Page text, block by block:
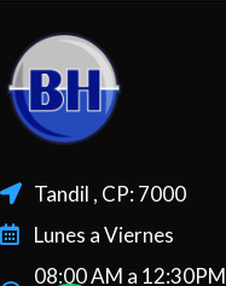
Tandil , CP: 7000
Lunes a Viernes
08:00 AM a 12:30PM